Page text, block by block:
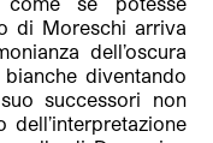
di Moreschi arriva
dell’oscura
diventando
successori non